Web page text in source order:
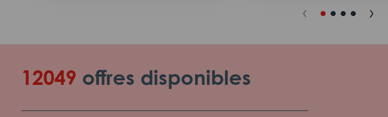
12049 offres disponibles